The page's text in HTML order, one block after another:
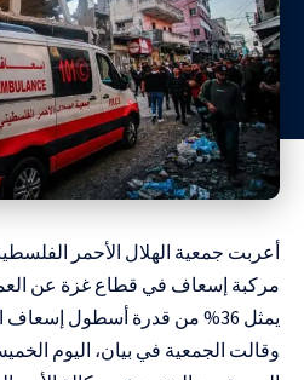
مركبة إسعاف في قطاع غزة عن
يمثل 36% من قدرة أسطول إسعاف الجمعية.
وقالت الجمعية في بيان، اليوم